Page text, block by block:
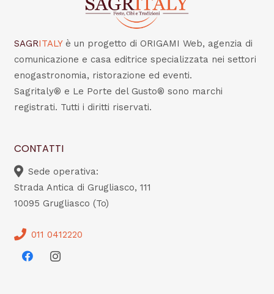
SAGRITALY è un progetto di ORIGAMI Web, agenzia di
comunicazione e casa editrice specializzata nei settori
enogastronomia, ristorazione ed eventi.
Sagritaly® e Le Porte del Gusto® sono marchi
registrati. Tutti i diritti riservati.
CONTATTI
Sede operativa:
Strada Antica di Grugliasco, 111
10095 Grugliasco (To)
011 0412220